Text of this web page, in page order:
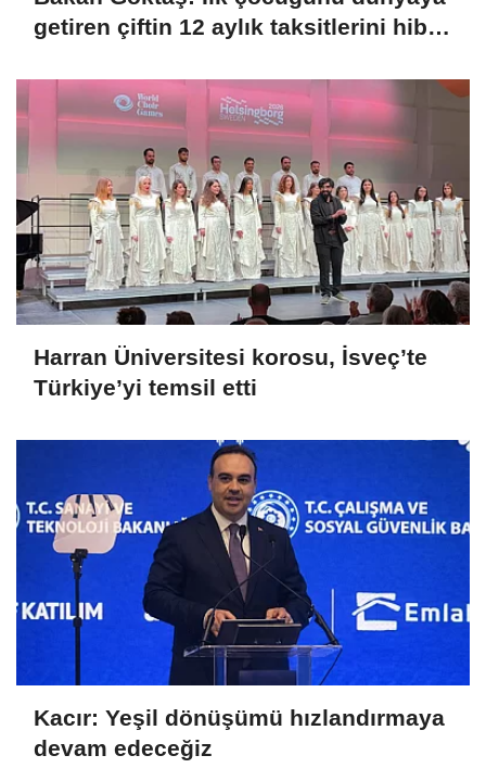
getiren çiftin 12 aylık taksitlerini hibe
Harran Üniversitesi korosu, İsveç’te
Türkiye’yi temsil etti
Kacır: Yeşil dönüşümü hızlandırmaya
devam edeceğiz